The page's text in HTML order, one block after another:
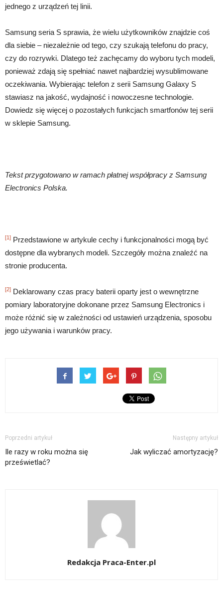
jednego z urządzeń tej linii.
Samsung seria S sprawia, że wielu użytkowników znajdzie coś
dla siebie – niezależnie od tego, czy szukają telefonu do pracy,
czy do rozrywki. Dlatego też zachęcamy do wyboru tych modeli,
ponieważ zdają się spełniać nawet najbardziej wysublimowane
oczekiwania. Wybierając telefon z serii Samsung Galaxy S
stawiasz na jakość, wydajność i nowoczesne technologie.
Dowiedz się więcej o pozostałych funkcjach smartfonów tej serii
w sklepie Samsung.
Tekst przygotowano w ramach płatnej współpracy z Samsung
Electronics Polska.
[1] Przedstawione w artykule cechy i funkcjonalności mogą być
dostępne dla wybranych modeli. Szczegóły można znaleźć na
stronie producenta.
[2] Deklarowany czas pracy baterii oparty jest o wewnętrzne
pomiary laboratoryjne dokonane przez Samsung Electronics i
może różnić się w zależności od ustawień urządzenia, sposobu
jego używania i warunków pracy.
Poprzedni artykuł
Ile razy w roku można się
prześwietlać?
Następny artykuł
Jak wyliczać amortyzację?
Redakcja Praca-Enter.pl